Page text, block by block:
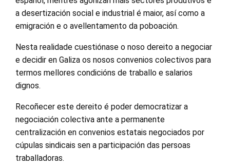
a desertización social e industrial é maior, así como a
emigración e o avellentamento da poboación.
Nesta realidade cuestiónase o noso dereito a negociar
e decidir en Galiza os nosos convenios colectivos para
termos mellores condicións de traballo e salarios
dignos.
Recoñecer este dereito é poder democratizar a
negociación colectiva ante a permanente
centralización en convenios estatais negociados por
cúpulas sindicais sen a participación das persoas
traballadoras.